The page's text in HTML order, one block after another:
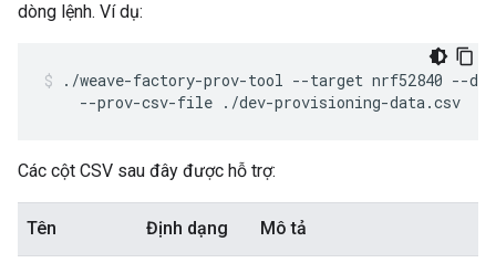
dòng lệnh. Ví dụ:
./weave-factory-prov-tool --target nrf52840 --
    --prov-csv-file ./dev-provisioning-data.csv
Các cột CSV sau đây được hỗ trợ:
Tên Định dạng Mô tả